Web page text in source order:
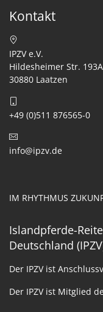
Kontakt
IPZV e.V.
Hildesheimer Str. 193A
30880 Laatzen
+49 (0)511 876565-0
info@ipzv.de
IM RHYTHMUS
Islandpferde-
Deutschland
Der IPZV ist
Der IPZV ist Mitglied